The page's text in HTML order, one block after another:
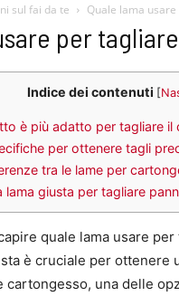
sul fai da te Quale lama
per
Indice dei contenuti [
è più adatto per tagliare il
per ottenere tagli
tra le lame per
lama giusta per tagliare
quale lama usare
è cruciale per
cartongesso, una delle